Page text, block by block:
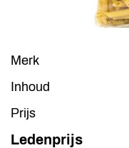
Merk
Inhoud
Prijs
Ledenprijs